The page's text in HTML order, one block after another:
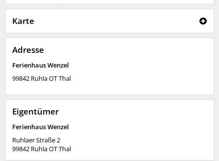
Karte
Adresse
Ferienhaus Wenzel
99842 Ruhla OT Thal
Eigentümer
Ferienhaus Wenzel
Ruhlaer Straße 2
99842 Ruhla OT Thal